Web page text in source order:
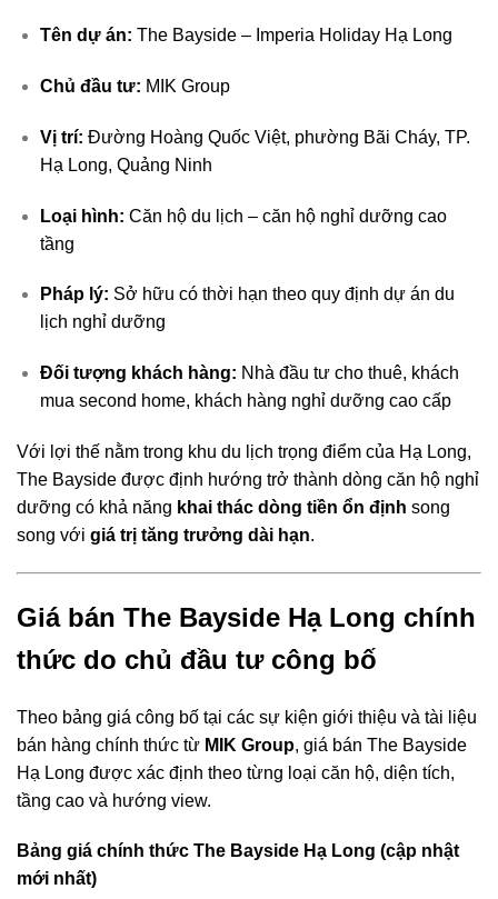
Tên dự án: The Bayside – Imperia Holiday Hạ Long
Chủ đầu tư: MIK Group
Vị trí: Đường Hoàng Quốc Việt, phường Bãi Cháy, TP.
Hạ Long, Quảng Ninh
Loại hình: Căn hộ du lịch – căn hộ nghỉ dưỡng cao
tầng
Pháp lý: Sở hữu có thời hạn theo quy định dự án du
lịch nghỉ dưỡng
Đối tượng khách hàng: Nhà đầu tư cho thuê, khách
mua second home, khách hàng nghỉ dưỡng cao cấp
Với lợi thế nằm trong khu du lịch trọng điểm của Hạ Long,
The Bayside được định hướng trở thành dòng căn hộ nghỉ
dưỡng có khả năng khai thác dòng tiền ổn định song
song với giá trị tăng trưởng dài hạn.
Giá bán The Bayside Hạ Long chính
thức do chủ đầu tư công bố
Theo bảng giá công bố tại các sự kiện giới thiệu và tài liệu
bán hàng chính thức từ MIK Group, giá bán The Bayside
Hạ Long được xác định theo từng loại căn hộ, diện tích,
tầng cao và hướng view.
Bảng giá chính thức The Bayside Hạ Long (cập nhật
mới nhất)